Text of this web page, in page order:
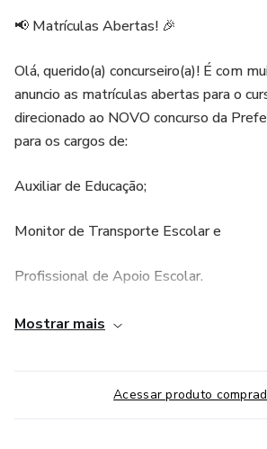
📢 Matrículas Abertas! 🎉
Olá, querido(a) concurseiro(a)! É com
anuncio as matrículas abertas para o
direcionado ao NOVO concurso da
para os cargos de:
Auxiliar de Educação;
Monitor de Transporte Escolar e
Profissional de Apoio Escolar.
Eu, a professora Weslla, estou aqui para
disponibilizadas semanalmente na
forma que você possa estudar no seu
quiser. Afinal, sabemos que a
Mostrar mais
Acessar produto